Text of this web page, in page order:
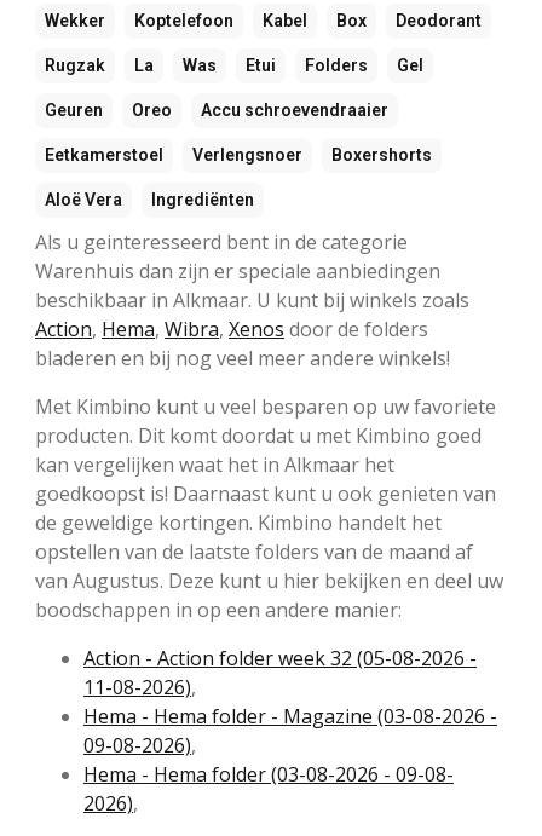
Wekker Koptelefoon Kabel Box Deodorant
Rugzak La Was Etui Folders Gel
Geuren Oreo Accu schroevendraaier
Eetkamerstoel Verlengsnoer Boxershorts
Aloë Vera Ingrediënten
Als u geinteresseerd bent in de categorie
Warenhuis dan zijn er speciale aanbiedingen
beschikbaar in Alkmaar. U kunt bij winkels zoals
Action, Hema, Wibra, Xenos door de folders
bladeren en bij nog veel meer andere winkels!
Met Kimbino kunt u veel besparen op uw favoriete
producten. Dit komt doordat u met Kimbino goed
kan vergelijken waat het in Alkmaar het
goedkoopst is! Daarnaast kunt u ook genieten van
de geweldige kortingen. Kimbino handelt het
opstellen van de laatste folders van de maand af
van Augustus. Deze kunt u hier bekijken en deel uw
boodschappen in op een andere manier:
Action - Action folder week 32 (05-08-2026 -
11-08-2026),
Hema - Hema folder - Magazine (03-08-2026 -
09-08-2026),
Hema - Hema folder (03-08-2026 - 09-08-
2026),